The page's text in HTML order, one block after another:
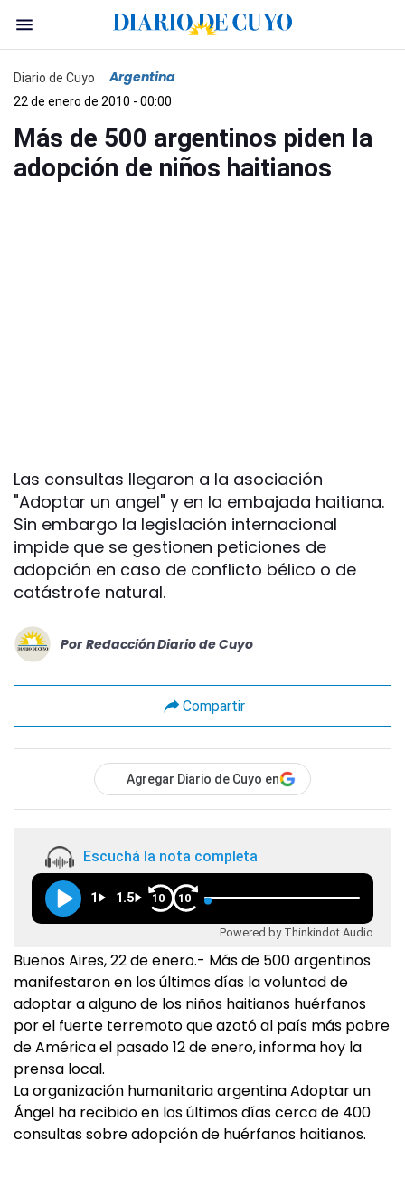
Diario de Cuyo Argentina
22 de enero de 2010 - 00:00
Más de 500 argentinos piden la
adopción de niños haitianos
Las consultas llegaron a la asociación
"Adoptar un angel" y en la embajada haitiana.
Sin embargo la legislación internacional
impide que se gestionen peticiones de
adopción en caso de conflicto bélico o de
catástrofe natural.
Por Redacción Diario de Cuyo
Compartir
Agregar Diario de Cuyo en
Escuchá la nota completa
1 1.5 10 10
Powered by Thinkindot Audio
Buenos Aires, 22 de enero.- Más de 500 argentinos
manifestaron en los últimos días la voluntad de
adoptar a alguno de los niños haitianos huérfanos
por el fuerte terremoto que azotó al país más pobre
de América el pasado 12 de enero, informa hoy la
prensa local.
La organización humanitaria argentina Adoptar un
Ángel ha recibido en los últimos días cerca de 400
consultas sobre adopción de huérfanos haitianos.